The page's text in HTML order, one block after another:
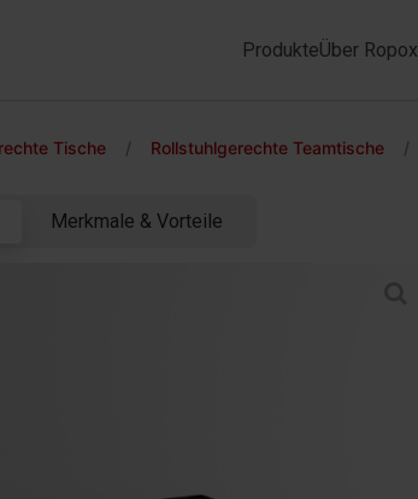
ProdukteÜber Ropox
Tische / Rollstuhlgerechte Teamtische /
Merkmale & Vorteile